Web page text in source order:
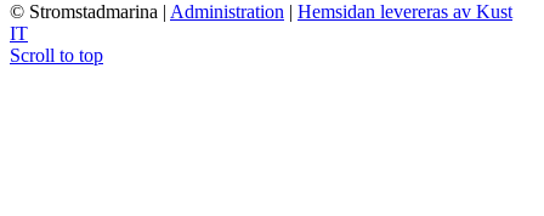
© Stromstadmarina | Administration | Hemsidan levereras av Kust
IT
Scroll to top